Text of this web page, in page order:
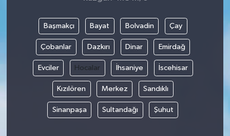
Başmakçı Bayat Bolvadin Çay
Çobanlar Dazkırı Dinar Emirdağ
Evciler Hocalar İhsaniye İscehisar
Kızılören Merkez Sandıklı
Sinanpaşa Sultandağı Şuhut